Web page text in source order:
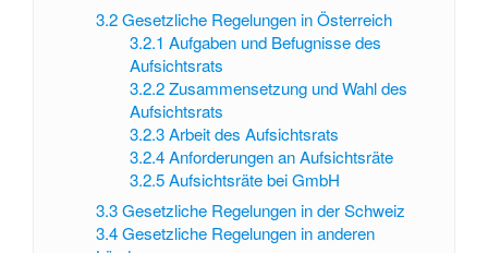
3.2 Gesetzliche Regelungen in Österreich
3.2.1 Aufgaben und Befugnisse des
Aufsichtsrats
3.2.2 Zusammensetzung und Wahl des
Aufsichtsrats
3.2.3 Arbeit des Aufsichtsrats
3.2.4 Anforderungen an Aufsichtsräte
3.2.5 Aufsichtsräte bei GmbH
3.3 Gesetzliche Regelungen in der Schweiz
3.4 Gesetzliche Regelungen in anderen